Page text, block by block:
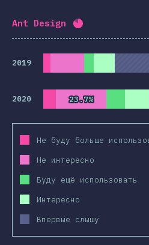
Ant Design Процент
2019
2020 23.7%
23.7%
Не буду больше
Не интересно
Буду ещё использовать
Интересно
Впервые слышу